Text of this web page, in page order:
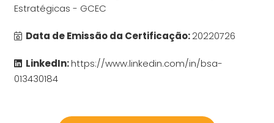
Estratégicas - GCEC
Data de Emissão da Certificação:20220726
LinkedIn:https://www.linkedin.com/in/bsa-
013430184